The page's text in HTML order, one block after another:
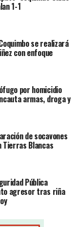
1-1
se realizará
con enfoque
por homicidio
armas, droga y
de socavones
Blancas
Pública
agresor tras riña